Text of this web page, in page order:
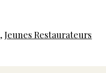
,Jeunes Restaurateurs